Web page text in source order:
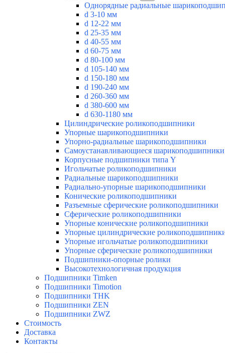
Однорядные радиальные
d 3-10 мм
d 12-22 мм
d 25-35 мм
d 40-55 мм
d 60-75 мм
d 80-100 мм
d 105-140 мм
d 150-180 мм
d 190-240 мм
d 260-360 мм
d 380-600 мм
d 630-1180 мм
Цилиндрические роликоподшипники
Упорные шарикоподшипники
Упорно-радиальные шарикоподшипники
Самоустанавливающиеся шарикоподшипники
Корпусные подшипники типа Y
Игольчатые роликоподшипники
Радиальные шарикоподшипники
Радиально-упорные шарикоподшипники
Конические роликоподшипники
Разъемные сферические роликоподшипники
Сферические роликоподшипники
Упорные конические роликоподшипники
Упорные цилиндрические
Упорные игольчатые роликоподшипники
Упорные сферические роликоподшипники
Подшипники-опорные ролики
Высокотехнологичная продукция
Подшипники Timken
Подшипники Timotion
Подшипники THK
Подшипники ZEN
Подшипники ZWZ
Стоимость
Доставка
Контакты